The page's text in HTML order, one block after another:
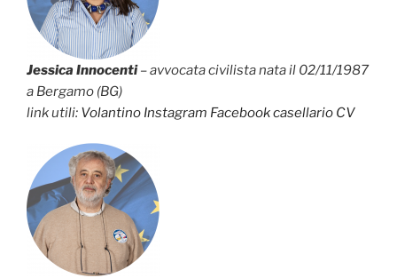
Jessica Innocenti– avvocata civilista nata il 02/11/1987
a Bergamo (BG)
link utili: Volantino Instagram Facebookcasellario CV